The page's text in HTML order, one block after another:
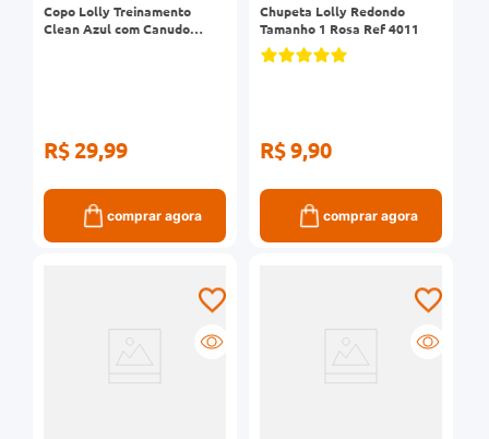
Copo Lolly Treinamento
Clean Azul com Canudo
R$ 29,99
comprar agora
Chupeta Lolly Redondo
Tamanho 1 Rosa Ref 4011
R$ 9,90
comprar agora